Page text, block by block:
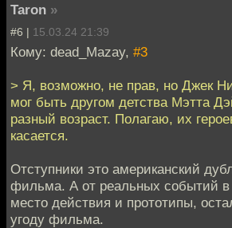
Taron »
#6 | 15.03.24 21:39
Кому: dead_Mazay, #3
> Я, возможно, не прав, но Джек
мог быть другом детства Мэтта
разный возраст. Полагаю, их
касается.
Отступники это американский
фильма. А от реальных событий в
место действия и прототипы,
угоду фильма.